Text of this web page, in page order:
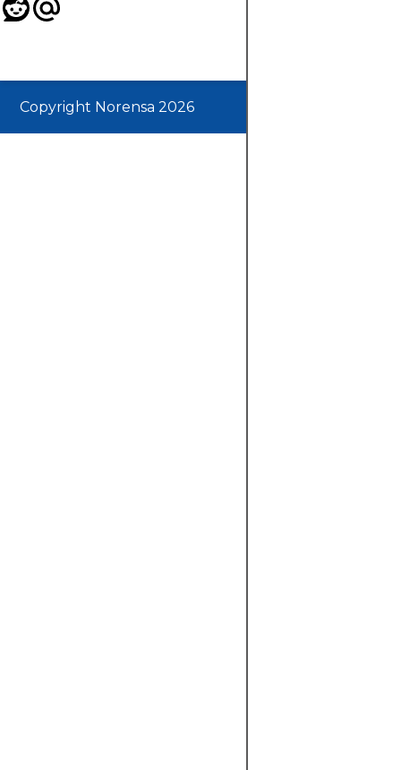
Copyright Norensa 2026